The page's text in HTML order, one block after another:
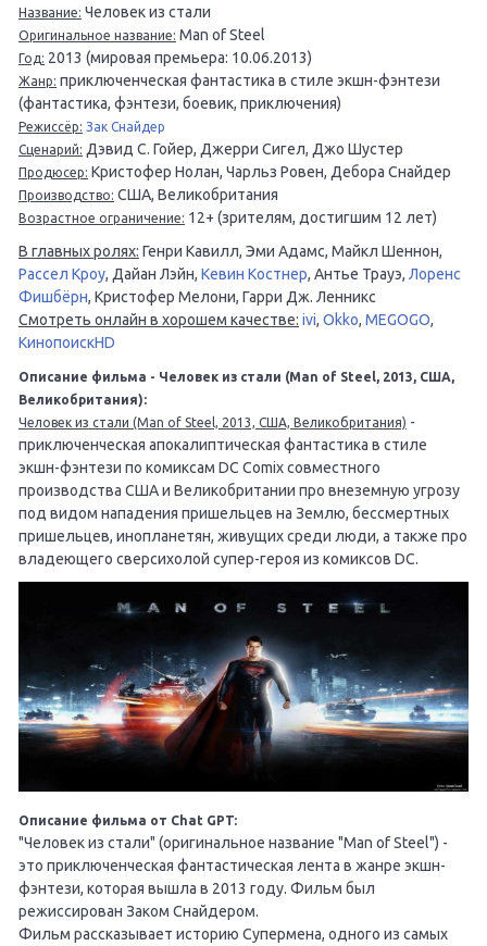
Название: Человек из стали
Оригинальное название: Man of Steel
Год: 2013 (мировая премьера: 10.06.2013)
Жанр: приключенческая фантастика в стиле экшн-фэнтези
(фантастика, фэнтези, боевик, приключения)
Режиссёр: Зак Снайдер
Сценарий: Дэвид С. Гойер, Джерри Сигел, Джо Шустер
Продюсер: Кристофер Нолан, Чарльз Ровен, Дебора Снайдер
Производство: США, Великобритания
Возрастное ограничение: 12+ (зрителям, достигшим 12 лет)
В главных ролях: Генри Кавилл, Эми Адамс, Майкл Шеннон,
Рассел Кроу, Дайан Лэйн, Кевин Костнер, Антье Трауэ, Лоренс
Фишбёрн, Кристофер Мелони, Гарри Дж. Ленникс
Смотреть онлайн в хорошем качестве: ivi, Okko, MEGOGO,
КинопоискHD
Описание фильма - Человек из стали (Man of Steel, 2013, США,
Великобритания):
Человек из стали (Man of Steel, 2013, США, Великобритания) -
приключенческая апокалиптическая фантастика в стиле
экшн-фэнтези по комиксам DC Comix совместного
производства США и Великобритании про внеземную угрозу
под видом нападения пришельцев на Землю, бессмертных
пришельцев, инопланетян, живущих среди люди, а также про
владеющего сверсихолой супер-героя из комиксов DC.
Описание фильма от Chat GPT:
"Человек из стали" (оригинальное название "Man of Steel") -
это приключенческая фантастическая лента в жанре экшн-
фэнтези, которая вышла в 2013 году. Фильм был
режиссирован Заком Снайдером.
Фильм рассказывает историю Супермена, одного из самых